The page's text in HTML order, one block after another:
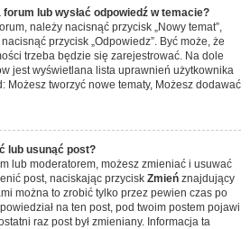
lub wysłać odpowiedź w temacie?
należy nacisnąć przycisk „Nowy temat”,
przycisk „Odpowiedz”. Być może, że
trzeba będzie się zarejestrować. Na dole
jest wyświetlana lista uprawnień użytkownika
Możesz tworzyć nowe tematy, Możesz dodawać
lub usunąć post?
lub moderatorem, możesz zmieniać i usuwać
post, naciskając przycisk Zmień znajdujący
można to zrobić tylko przez pewien czas po
na ten post, pod twoim postem pojawi
raz post był zmieniany. Informacja ta